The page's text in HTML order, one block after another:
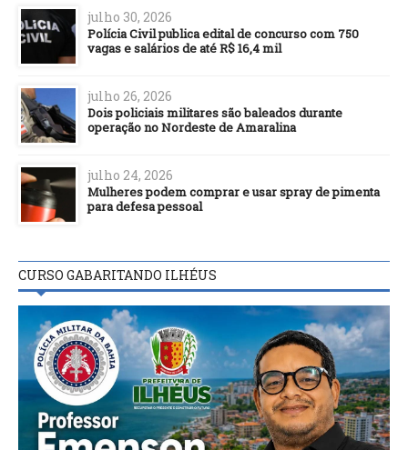
julho 30, 2026
Polícia Civil publica edital de concurso com 750
vagas e salários de até R$ 16,4 mil
julho 26, 2026
Dois policiais militares são baleados durante
operação no Nordeste de Amaralina
julho 24, 2026
Mulheres podem comprar e usar spray de pimenta
para defesa pessoal
CURSO GABARITANDO ILHÉUS